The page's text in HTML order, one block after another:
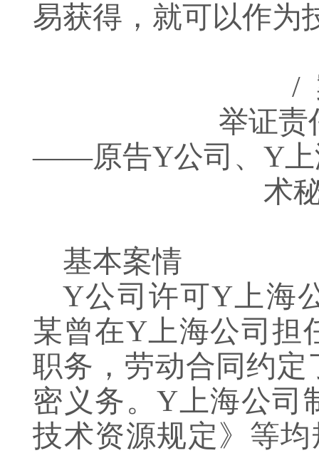
易获得，就可以作为
/
举证责
——原告Y公司、Y上
术
基本案情
Y公司许可Y上海
某曾在Y上海公司担
职务，劳动合同约
密义务。Y上海公司
技术资源规定》等